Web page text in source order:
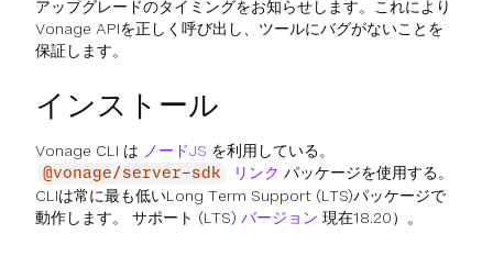
アップグレードのタイミングをお知らせします。これにより
Vonage APIを正しく呼び出し、ツールにバグがないことを
保証します。
インストール
Vonage CLI は ノードJS を利用している。
@vonage/server-sdk リンク パッケージを使用する。
CLIは常に最も低いLong Term Support (LTS)パッケージで
動作します。 サポート (LTS) バージョン 現在18.20）。